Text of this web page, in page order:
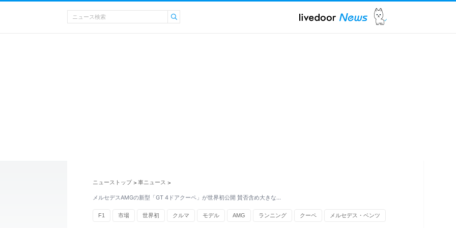
ニューストップ > 車ニュース >
メルセデスAMGの新型「GT 4ドアクーペ」が世界初公開 賛否含め大きな…
F1 市場 世界初 クルマ モデル AMG ランニング クーペ メルセデス・ベンツ